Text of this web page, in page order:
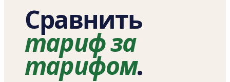
Сравнить
тариф за
тарифом.